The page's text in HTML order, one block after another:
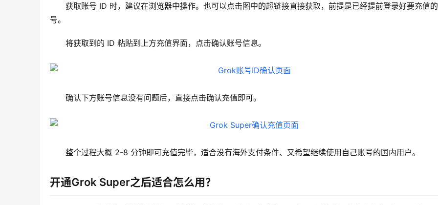
获取账号 ID 时，建议在浏览器中操作。也可以点击图中的超链接直接获取，前提是已经提前登录好要充值
号。
将获取到的 ID 粘贴到上方充值界面，点击确认账号信息。
确认下方账号信息没有问题后，直接点击确认充值即可。
整个过程大概 2-8 分钟即可充值完毕，适合没有海外支付条件、又希望继续使用自己账号的国内用户。
开通Grok Super之后适合怎么用？